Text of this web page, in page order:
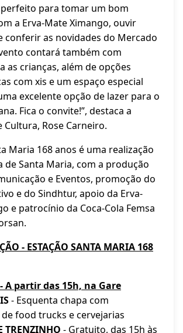
para tomar um bom
a Erva-Mate Ximango, ouvir
conferir as novidades do Mercado
contará também com
as crianças, além de opções
com xis e um espaço especial
excelente opção de lazer para o
Fica o convite!”, destaca a
Cultura, Rose Carneiro.
Maria 168 anos é uma realização
de Santa Maria, com a produção
e Eventos, promoção do
e do Sindhtur, apoio da Erva-
e patrocínio da Coca-Cola Femsa
- ESTAÇÃO SANTA MARIA 168
A partir das 15h, na Gare
- Esquenta chapa com
food trucks e cervejarias
TRENZINHO - Gratuito, das 15h às